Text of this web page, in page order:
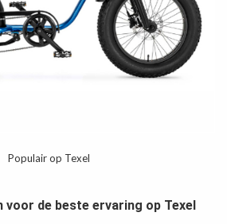
Populair op Texel
de beste ervaring op Texel